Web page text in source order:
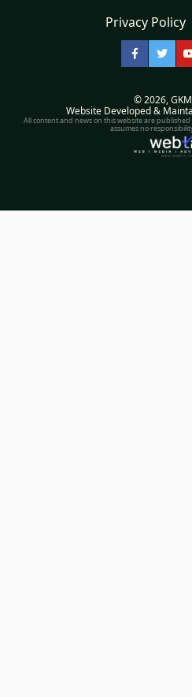
Privacy Policy
Facebook
© 2026,
Website Developed &
All content and news on this website are
assumes no